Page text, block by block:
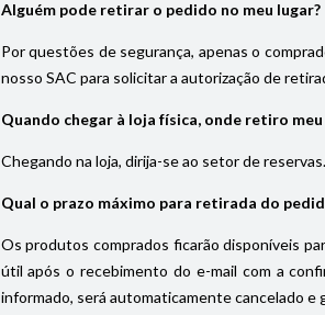
Alguém pode retirar o pedido no meu lugar?
Por questões de segurança, apenas o
nosso SAC para solicitar a autorização de
Quando chegar à loja física, onde retiro
Chegando na loja, dirija-se ao setor de reservas.
Qual o prazo máximo para retirada do
Os produtos comprados ficarão disponíveis
útil após o recebimento do e-mail com a
informado, será automaticamente cancelado e